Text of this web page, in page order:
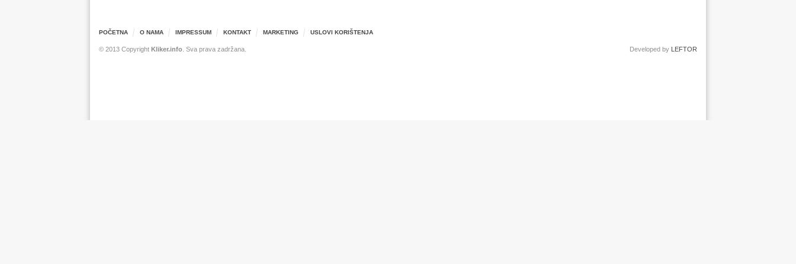
POČETNA O NAMA IMPRESSUM KONTAKT MARKETING USLOVI KORIŠTENJA
© 2013 Copyright Kliker.info . Sva prava zadržana. Developed by LEFTOR